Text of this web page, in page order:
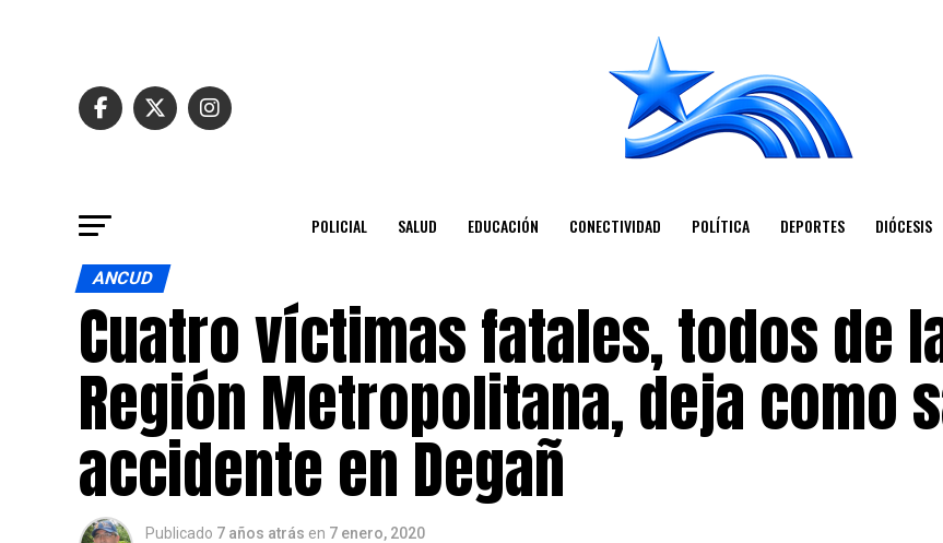
POLICIAL SALUD EDUCACIÓN CONECTIVIDAD POLÍTICA DEPORTES DIÓCESIS
ANCUD
Cuatro víctimas fatales, todos de
Región Metropolitana, deja como
accidente en Degañ
Publicado 7 años atrás en 7 enero, 2020